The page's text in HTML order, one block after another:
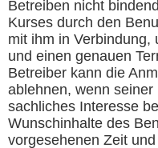
Betreiben nicht
Kurses durch den
mit ihm in Verbindung,
und einen genauen
Betreiber kann die
ablehnen, wenn
sachliches Interesse
Wunschinhalte des
vorgesehenen Zeit